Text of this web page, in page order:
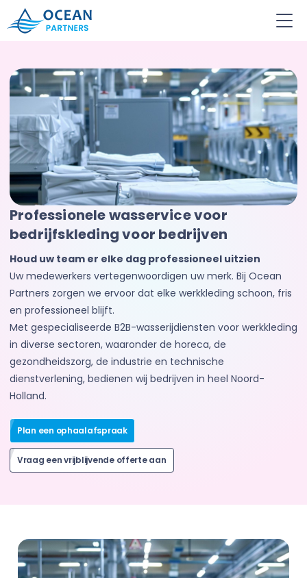
Professionele wasservice voor
bedrijfskleding voor bedrijven
Houd uw team er elke dag professioneel uitzien
Uw medewerkers vertegenwoordigen uw merk. Bij Ocean
Partners zorgen we ervoor dat elke werkkleding schoon, fris
en professioneel blijft.
Met gespecialiseerde B2B-wasserijdiensten voor werkkleding
in diverse sectoren, waaronder de horeca, de
gezondheidszorg, de industrie en technische
dienstverlening, bedienen wij bedrijven in heel Noord-
Holland.
Plan een ophaalafspraak
Vraag een vrijblijvende offerte aan